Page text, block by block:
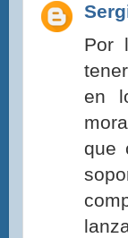
Por
en
que